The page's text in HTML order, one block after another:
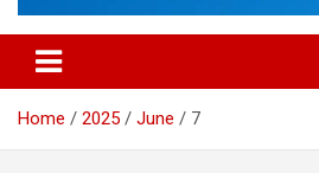
Home 2025 June 7